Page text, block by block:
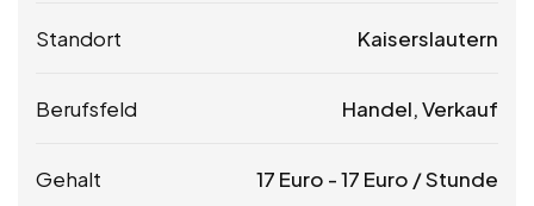
Standort Kaiserslautern
Berufsfeld Handel, Verkauf
Gehalt 17 Euro -17 Euro / Stunde